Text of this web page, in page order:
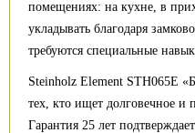
помещениях: на кухне, в
укладывать благодаря
требуются специальные
Steinholz Element STH065E
тех, кто ищет долговечное и
Гарантия 25 лет